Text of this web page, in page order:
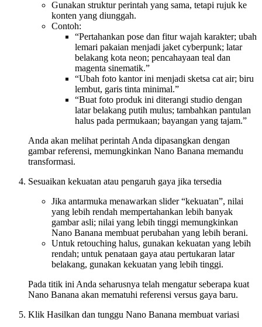
Gunakan struktur perintah yang sama, tetapi rujuk ke
konten yang diunggah.
Contoh:
“Pertahankan pose dan fitur wajah karakter; ubah
lemari pakaian menjadi jaket cyberpunk; latar
belakang kota neon; pencahayaan teal dan
magenta sinematik.”
“Ubah foto kantor ini menjadi sketsa cat air; biru
lembut, garis tinta minimal.”
“Buat foto produk ini diterangi studio dengan
latar belakang putih mulus; tambahkan pantulan
halus pada permukaan; bayangan yang tajam.”
Anda akan melihat perintah Anda dipasangkan dengan
gambar referensi, memungkinkan Nano Banana memandu
transformasi.
Sesuaikan kekuatan atau pengaruh gaya jika tersedia
Jika antarmuka menawarkan slider “kekuatan”, nilai
yang lebih rendah mempertahankan lebih banyak
gambar asli; nilai yang lebih tinggi memungkinkan
Nano Banana membuat perubahan yang lebih berani.
Untuk retouching halus, gunakan kekuatan yang lebih
rendah; untuk penataan gaya atau pertukaran latar
belakang, gunakan kekuatan yang lebih tinggi.
Pada titik ini Anda seharusnya telah mengatur seberapa kuat
Nano Banana akan mematuhi referensi versus gaya baru.
Klik Hasilkan dan tunggu Nano Banana membuat variasi